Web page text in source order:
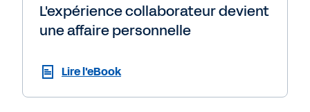
L'expérience collaborateur devient
une affaire personnelle
Lire l'eBook